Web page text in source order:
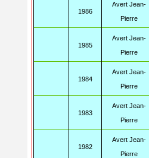
1986
Avert Jean-
Pierre
1985
Avert Jean-
Pierre
1984
Avert Jean-
Pierre
1983
Avert Jean-
Pierre
1982
Avert Jean-
Pierre